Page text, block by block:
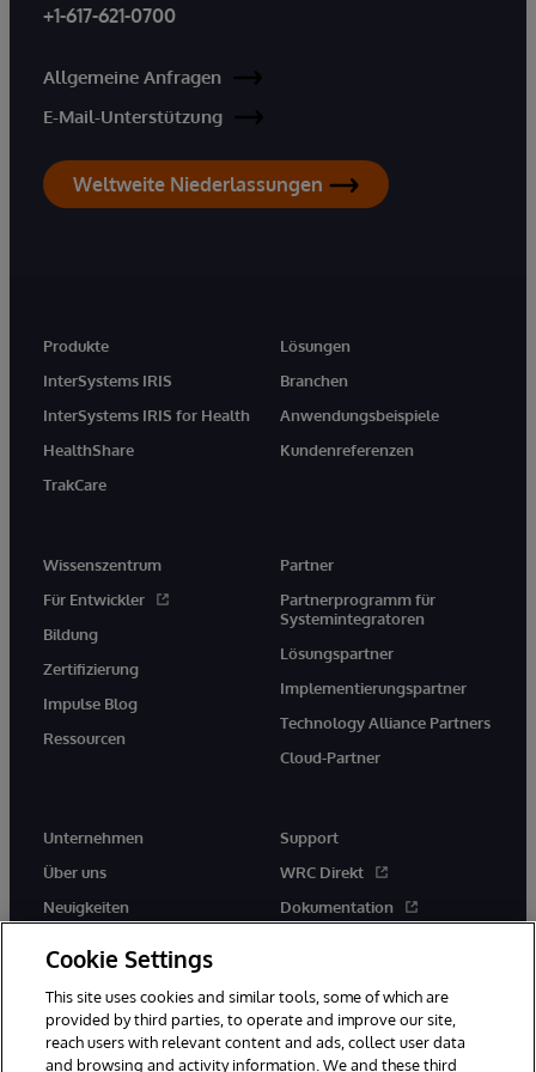
+1-617-621-0700
Allgemeine Anfragen
E-Mail-Unterstützung
Weltweite Niederlassungen
Produkte
InterSystems IRIS
InterSystems IRIS for Health
HealthShare
TrakCare
Lösungen
Branchen
Anwendungsbeispiele
Kundenreferenzen
Wissenszentrum
Für Entwickler
Bildung
Zertifizierung
Impulse Blog
Ressourcen
Partner
Partnerprogramm für
Systemintegratoren
Lösungspartner
Implementierungspartner
Technology Alliance Partners
Cloud-Partner
Unternehmen
Über uns
Neuigkeiten
Support
WRC Direkt
Dokumentation
Cookie Settings
This site uses cookies and similar tools, some of which are
provided by third parties, to operate and improve our site,
reach users with relevant content and ads, collect user data
and browsing and activity information. We and these third